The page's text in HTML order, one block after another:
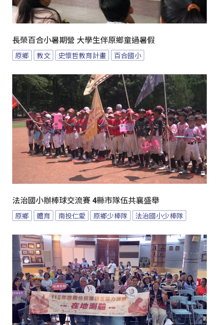
長榮百合小暑期營 大學生伴原鄉童過暑假
原鄉 教文 史懷哲教育計畫 百合國小
法治國小辦棒球交流賽 4縣市隊伍共襄盛舉
原鄉 體育 南投仁愛 原鄉少棒隊 法治國小少棒隊